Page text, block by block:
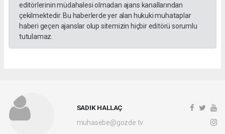
editörlerinin müdahalesi olmadan ajans kanallarından
çekilmektedir. Bu haberlerde yer alan hukuki muhataplar
haberi geçen ajanslar olup sitemizin hiçbir editörü sorumlu
tutulamaz.
SADIK HALLAÇ
muhasebe@gozde.tv